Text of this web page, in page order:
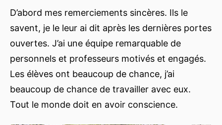
D’abord mes remerciements sincères. Ils le
savent, je le leur ai dit après les dernières portes
ouvertes. J’ai une équipe remarquable de
personnels et professeurs motivés et engagés.
Les élèves ont beaucoup de chance, j’ai
beaucoup de chance de travailler avec eux.
Tout le monde doit en avoir conscience.